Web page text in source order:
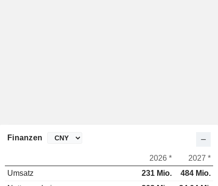
Finanzen
2026 *
2027 *
Umsatz
231 Mio.
484 Mio.